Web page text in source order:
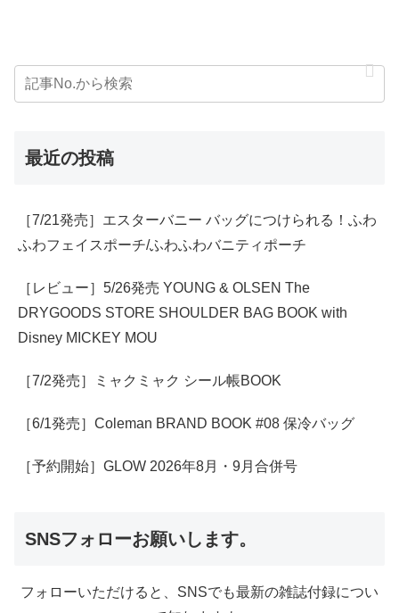
最近の投稿
［7/21発売］エスターバニー バッグにつけられる！ふわ
ふわフェイスポーチ/ふわふわバニティポーチ
［レビュー］5/26発売 YOUNG & OLSEN The
DRYGOODS STORE SHOULDER BAG BOOK with
Disney MICKEY MOU
［7/2発売］ミャクミャク シール帳BOOK
［6/1発売］Coleman BRAND BOOK #08 保冷バッグ
［予約開始］GLOW 2026年8月・9月合併号
SNSフォローお願いします。
フォローいただけると、SNSでも最新の雑誌付録につい